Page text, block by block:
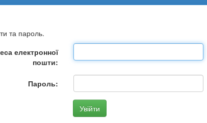
та пароль.
електронної
пошти:
Пароль: